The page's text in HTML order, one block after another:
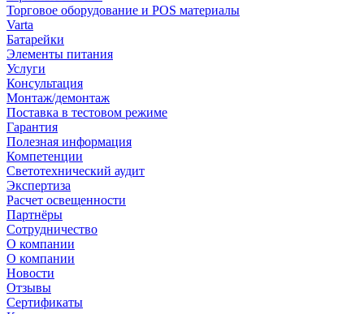
Торговое оборудование и POS материалы
Varta
Батарейки
Элементы питания
Услуги
Консультация
Монтаж/демонтаж
Поставка в тестовом режиме
Гарантия
Полезная информация
Компетенции
Светотехнический аудит
Экспертиза
Расчет освещенности
Партнёры
Cотрудничество
О компании
О компании
Новости
Отзывы
Сертификаты